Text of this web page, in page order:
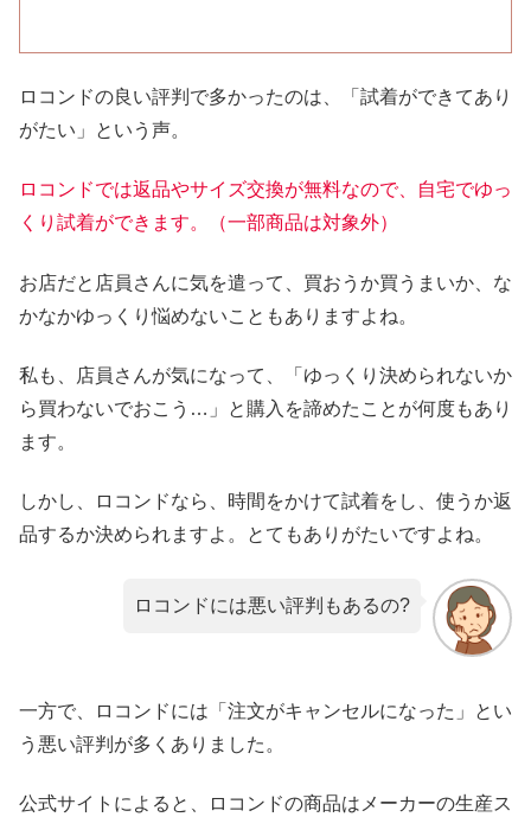
ロコンドの良い評判で多かったのは、「試着ができてあり
がたい」という声。
ロコンドでは返品やサイズ交換が無料なので、自宅でゆっ
くり試着ができます。（一部商品は対象外）
お店だと店員さんに気を遣って、買おうか買うまいか、な
かなかゆっくり悩めないこともありますよね。
私も、店員さんが気になって、「ゆっくり決められないか
ら買わないでおこう…」と購入を諦めたことが何度もあり
ます。
しかし、ロコンドなら、時間をかけて試着をし、使うか返
品するか決められますよ。とてもありがたいですよね。
ロコンドには悪い評判もあるの?
一方で、ロコンドには「注文がキャンセルになった」とい
う悪い評判が多くありました。
公式サイトによると、ロコンドの商品はメーカーの生産ス